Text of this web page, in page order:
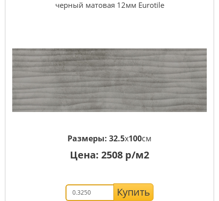
черный матовая 12мм Eurotile
Размеры: 32.5x100см
Цена: 2508 р/м2
Купить